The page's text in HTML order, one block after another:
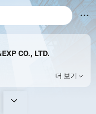
CO., LTD.
더 보기